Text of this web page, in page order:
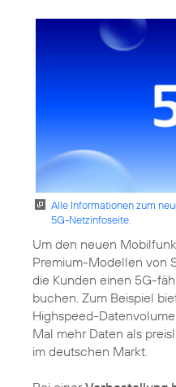
Alle Informationen zum
5G-Netzinfoseite.
Um den neuen
Premium-Modellen von
die Kunden einen 5G-
buchen. Zum Beispiel
Highspeed-
Mal mehr Daten als
im deutschen Markt.